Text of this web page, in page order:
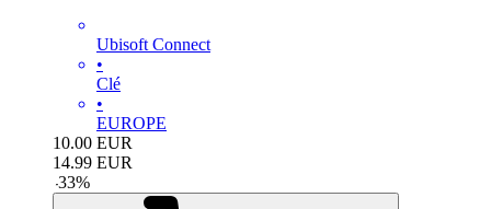
Ubisoft Connect
•
Clé
•
EUROPE
10.00 EUR
14.99 EUR
-33%